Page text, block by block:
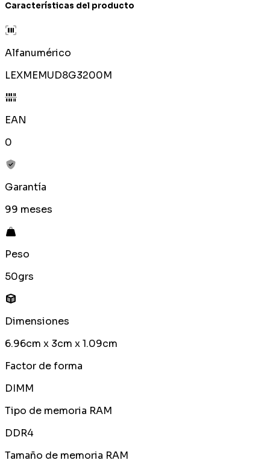
Características del producto
Alfanumérico
LEXMEMUD8G3200M
EAN
0
Garantía
99 meses
Peso
50grs
Dimensiones
6.96cm x 3cm x 1.09cm
Factor de forma
DIMM
Tipo de memoria RAM
DDR4
Tamaño de memoria RAM